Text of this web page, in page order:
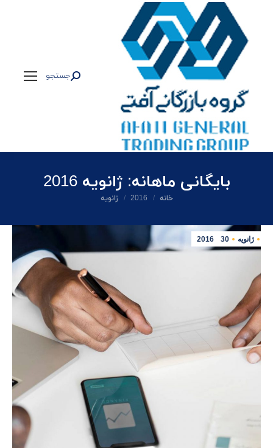
جستجو:
جستجو
بایگانی ماهانه:ژانویه 2016
شما اینجا هستید:
خانه 2016 ژانویه
ژانویه 30
2016